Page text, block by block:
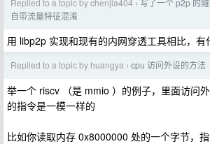
Replied to a topic by chenjia404 › 写了一个 p2p 的隧
自带流量特征混淆
用 libp2p 实现和现有的内网穿透工具相比，有
Replied to a topic by huangya › cpu 访问外设的方法
举一个 riscv （是 mmio ）的例子，里面访问
的指令是一模一样的
比如你读取内存 0x8000000 处的一个字节，